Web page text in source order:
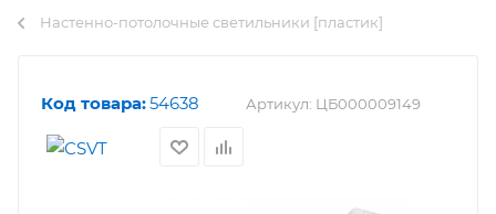
Настенно-потолочные светильники [пластик]
Код товара:54638 Артикул: ЦБ000009149